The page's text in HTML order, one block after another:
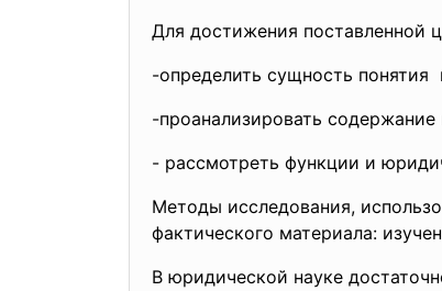
Для достижения поставленной
-определить сущность
-проанализировать
- рассмотреть функции и
Методы исследования,
фактического материала:
В юридической науке